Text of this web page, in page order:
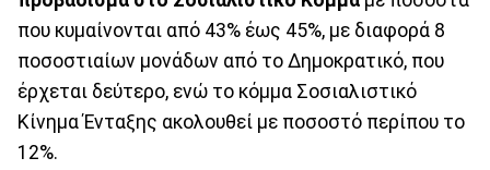
που κυμαίνονται από 43% έως 45%, με διαφορά 8
ποσοστιαίων μονάδων από το Δημοκρατικό, που
έρχεται δεύτερο, ενώ το κόμμα Σοσιαλιστικό
Κίνημα Ένταξης ακολουθεί με ποσοστό περίπου το
12%.